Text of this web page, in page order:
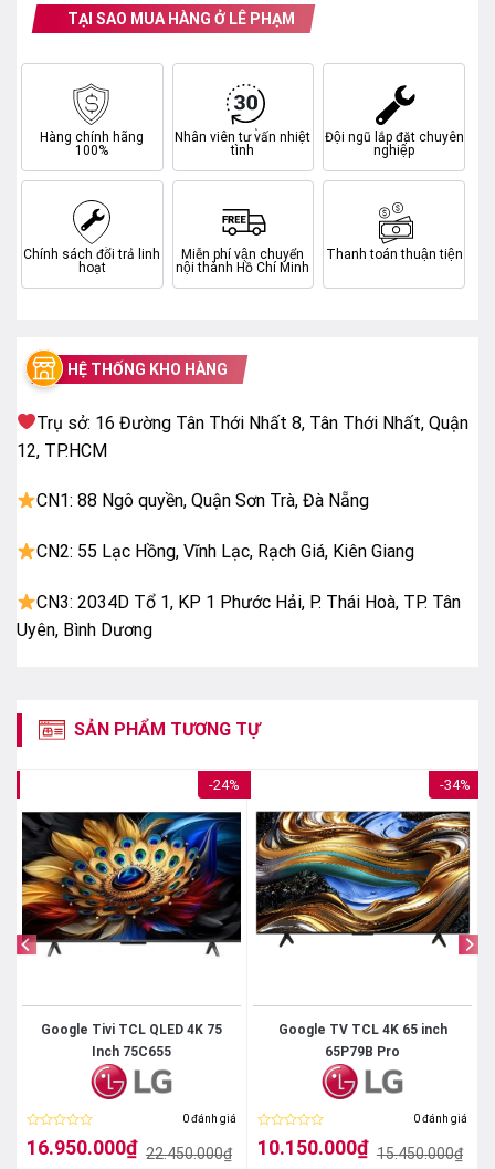
Độ phân giải Full HD
Công nghệ Natural Colour Enhancer
giúp tối ưu khả
năng tái tạo màu sắc, mang lại các gam màu tự nhiên
gần với thực tế.
TẠI SAO MUA HÀNG Ở LÊ PHẠM
Hàng chính hãng
100%
Nhân viên tư vấn nhiệt
tình
Đội ngũ lắp đặt chuyên
nghiệp
Chính sách đổi trả linh
hoạt
Miễn phí vận chuyển
nội thành Hồ Chí Minh
Thanh toán thuận tiện
HỆ THỐNG KHO HÀNG
Trụ sở: 16 Đường Tân Thới Nhất 8, Tân Thới Nhất, Quận
12, TP.HCM
CN1: 88 Ngô quyền, Quận Sơn Trà, Đà Nẵng
CN2: 55 Lạc Hồng, Vĩnh Lạc, Rạch Giá, Kiên Giang
CN3: 2034D Tổ 1, KP 1 Phước Hải, P. Thái Hoà, TP. Tân
Uyên, Bình Dương
SẢN PHẨM TƯƠNG TỰ
-24%
Google Tivi TCL QLED 4K 75
Inch 75C655
Được
xếp
0 đánh giá
22.450.000₫
Giá
16.950.000₫
Giá
-34%
Google TV TCL 4K 65 inch
65P79B Pro
Được
xếp
0 đánh giá
15.450.000₫
Giá
10.150.000₫
Giá